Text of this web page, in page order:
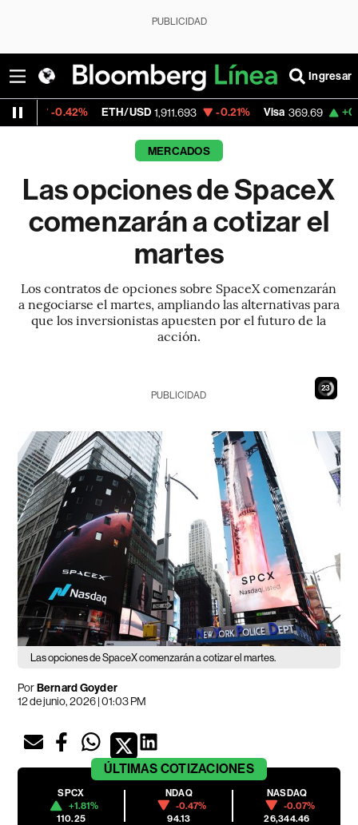
PUBLICIDAD
Ingresar
ETH/USD 1,911.693 -0.21% Visa 369.69 +0.31%
MERCADOS
Las opciones de SpaceX
comenzarán a cotizar el
martes
Los contratos de opciones sobre SpaceX comenzarán
a negociarse el martes, ampliando las alternativas para
que los inversionistas apuesten por el futuro de la
acción.
22
PUBLICIDAD
Las opciones de SpaceX comenzarán a cotizar el martes.
PorBernard Goyder
12 de junio, 2026 | 01:03 PM
ÚLTIMAS COTIZACIONES
SPCX
+1.81%
110.25
NDAQ
-0.47%
94.13
NASDAQ
-0.07%
26,344.46